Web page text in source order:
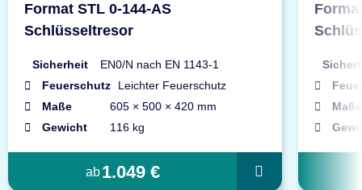
Format STL 0-144-AS
Schlüsseltresor
Sicherheit
EN0/N nach EN 1143-1
Feuerschutz
Leichter Feuerschutz
Maße
605 × 500 × 420 mm
Gewicht
116 kg
ab1.049 €
Maße